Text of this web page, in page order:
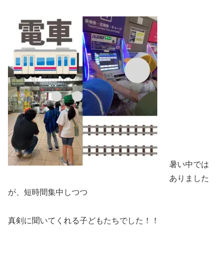
暑い中では
ありました
が、短時間集中しつつ
真剣に聞いてくれる子どもたちでした！！